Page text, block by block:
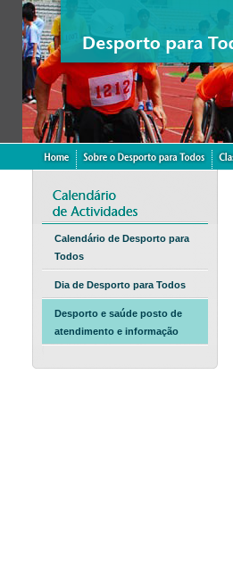
Calendário de Desporto para
Todos
Dia de Desporto para Todos
Desporto e saúde posto de
atendimento e informação